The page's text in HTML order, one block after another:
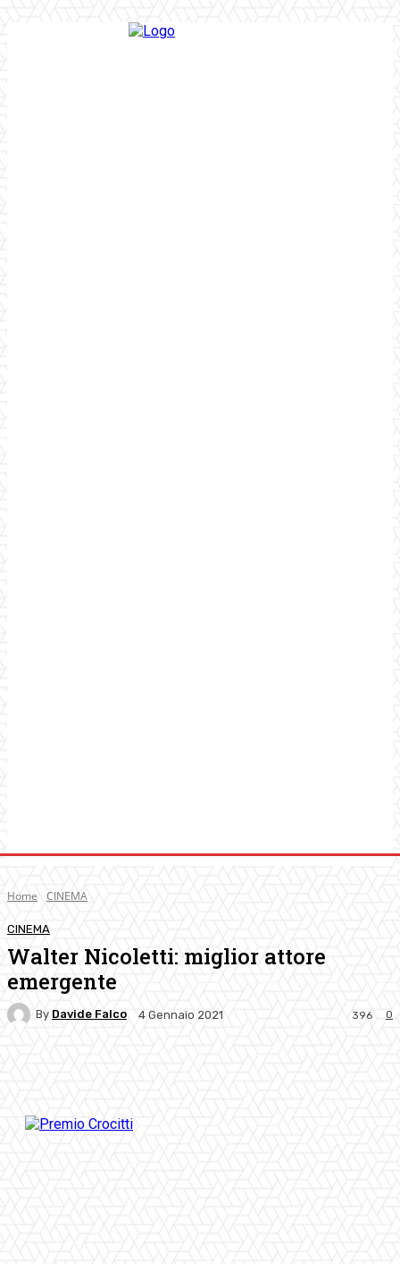
Home CINEMA
CINEMA
Walter Nicoletti: miglior attore
emergente
By Davide Falco 4 Gennaio 2021 0
396